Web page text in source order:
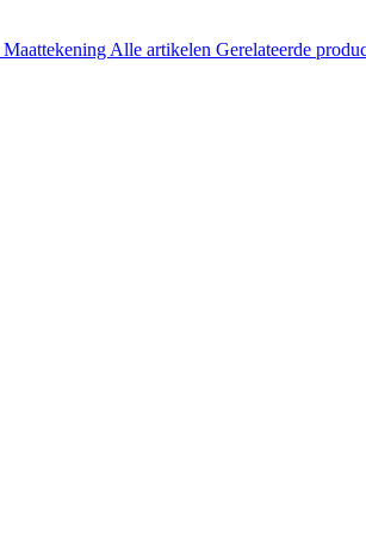
MaattekeningAlle artikelen Gerelateerde